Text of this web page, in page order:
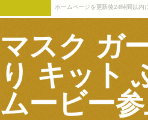
ホームページを更新後24時間以内
マスク ガ
り キット
ムービー